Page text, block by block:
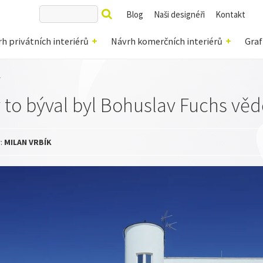
privátních interiérů Návrh komerčních interiérů
Blog Naši designéři Kontakt
býval byl Bohuslav Fuchs
MILAN VRBÍK